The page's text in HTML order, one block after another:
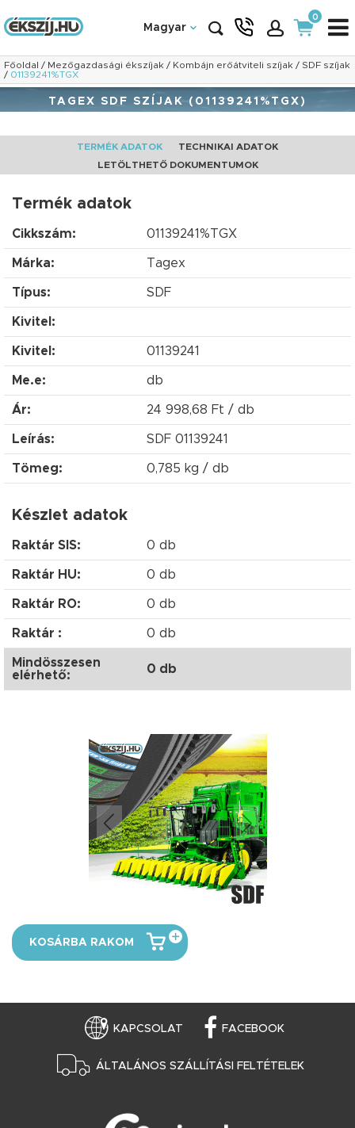
Magyar
0
Főoldal / Mezőgazdasági ékszíjak / Kombájn erőátviteli szíjak / SDF szíjak
/ 01139241%TGX
TAGEX SDF SZÍJAK (01139241%TGX)
TERMÉK ADATOK
TECHNIKAI ADATOK
LETÖLTHETŐ DOKUMENTUMOK
Termék adatok
Cikkszám: 01139241%TGX
Márka: Tagex
Típus: SDF
Kivitel:
Kivitel: 01139241
Me.e: db
Ár: 24 998,68 Ft / db
Leírás: SDF 01139241
Tömeg: 0,785 kg / db
Készlet adatok
Raktár SIS: 0 db
Raktár HU: 0 db
Raktár RO: 0 db
Raktár : 0 db
Mindösszesen
elérhető:
0 db
KOSÁRBA RAKOM
KAPCSOLAT FACEBOOK
ÁLTALÁNOS SZÁLLÍTÁSI FELTÉTELEK